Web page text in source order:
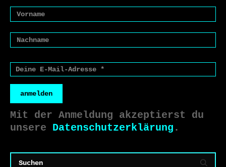
anmelden
Mit der Anmeldung akzeptierst du
unsere Datenschutzerklärung .